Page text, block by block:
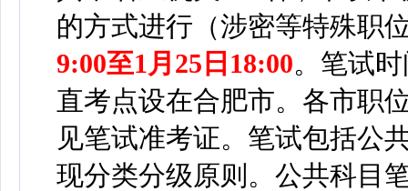
的方式进行（涉密等特殊职
9:00至1月25日18:00。笔试
直考点设在合肥市。 各市职
见笔试准考证。 笔试包括公
现分类分级原则。公共科目